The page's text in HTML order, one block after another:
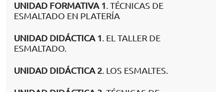
UNIDAD FORMATIVA 1. TÉCNICAS DE
ESMALTADO EN PLATERÍA
UNIDAD DIDÁCTICA 1. EL TALLER DE
ESMALTADO.
UNIDAD DIDÁCTICA 2. LOS ESMALTES.